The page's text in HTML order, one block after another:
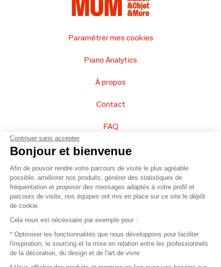
Paramétrer mes cookies
Piano Analytics
À propos
Contact
FAQ
Vendez vos produits
Plan du site
© 2016 –Organisation SAFI
Recrutement
Continuer sans accepter
Bonjour et bienvenue
Afin de pouvoir rendre votre parcours de visite le plus agréable
possible, améliorer nos produits, générer des statistiques de
fréquentation et proposer des messages adaptés à votre profil et
parcours de visite, nos équipes ont mis en place sur ce site le dépôt
de cookie.
Cela nous est nécessaire par exemple pour :
* Optimiser les fonctionnalités que nous développons pour faciliter
l'inspiration, le sourcing et la mise en relation entre les professionnels
de la décoration, du design et de l'art de vivre